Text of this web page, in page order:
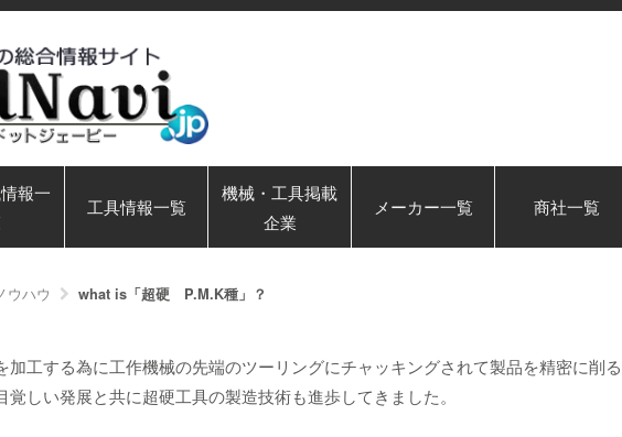
報一
工具情報一覧
機械・工具掲載
企業
メーカー一覧 商社一覧
ウハウ what is「超硬 P.M.K種」？
加工する為に工作機械の先端のツーリングにチャッキングされて製品を精密に削る
しい発展と共に超硬工具の製造技術も進歩してきました。